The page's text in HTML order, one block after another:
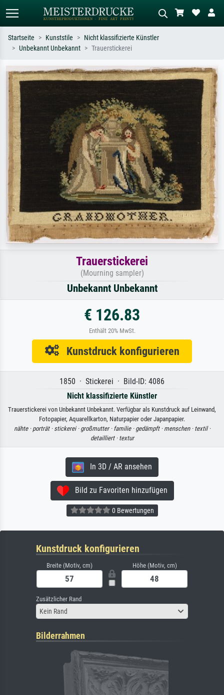
Suchen Sie nach Künstlern, Werktiteln
oder Stilen – z.B. Monet,
Sternennacht, Impressionismus, Welle
Beschreiben Sie die Szene – z.B. Grüne
Wiese, Abstrakt mit viel Rot, Dunkles
Ölgemälde, Stehender Akt neben einem
Startseite Kunststile
Nicht klassifizierte Künstler
Unbekannt Unbekannt
Trauerstickerei
Trauerstickerei
(Mourning sampler)
Unbekannt Unbekannt
€ 126.83
Enthält 20% MwSt.
Kunstdruck konfigurieren
1850 · Stickerei · Bild-ID: 4086
Nicht klassifizierte Künstler
Trauerstickerei von Unbekannt Unbekannt. Verfügbar als Kunstdruck auf Leinwand,
Fotopapier, Aquarellkarton, Naturpapier oder Japanpapier.
nähte · porträt · stickerei · großmutter · familie · gedämpft · menschen · textil ·
detailliert · textur
In 3D / AR ansehen
Bild zu Favoriten hinzufügen
0 Bewertungen
Kunstdruck konfigurieren
Breite (Motiv, cm) Höhe (Motiv, cm)
Zusätzlicher Rand
Kein Rand
Bilderrahmen